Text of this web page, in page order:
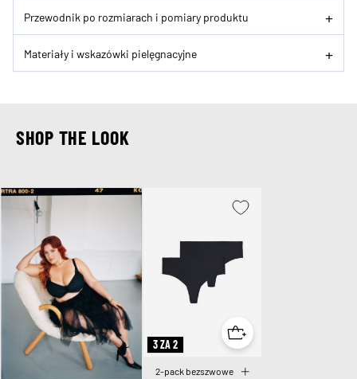
Przewodnik po rozmiarach i pomiary produktu
Materiały i wskazówki pielęgnacyjne
SHOP THE LOOK
3 ZA 2
2-pack bezszwowe